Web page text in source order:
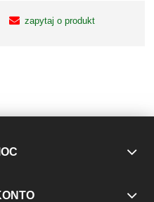
zapytaj o produkt